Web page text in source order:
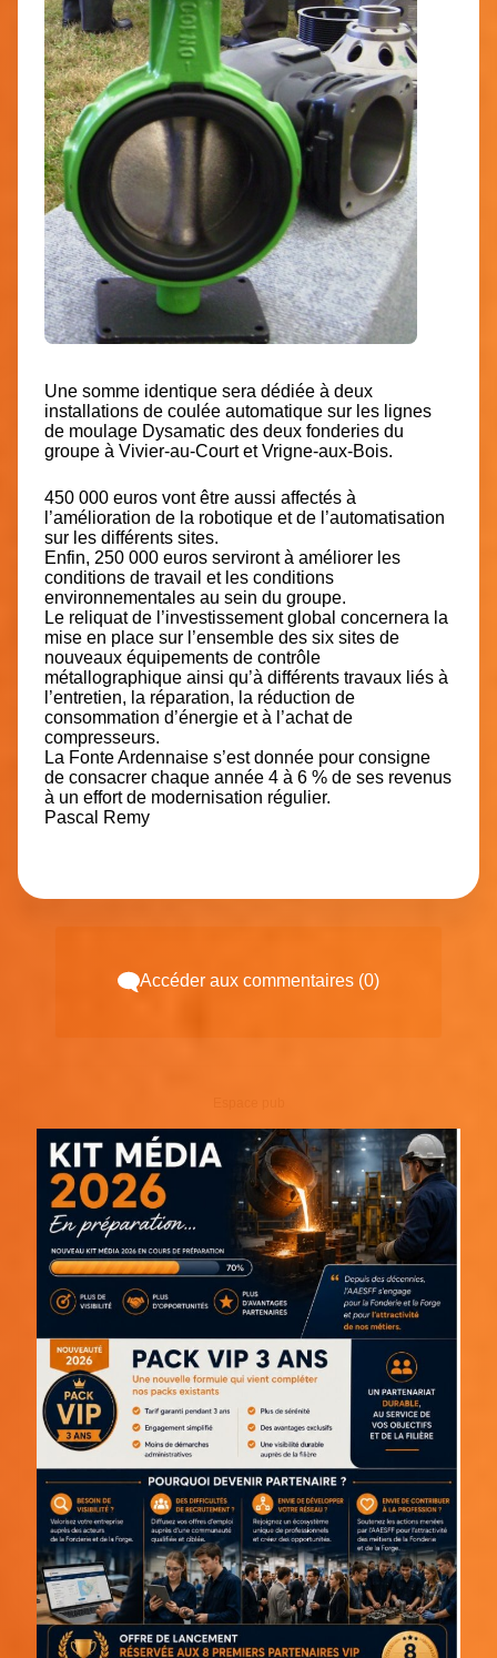
Une somme identique sera dédiée à deux
installations de coulée automatique sur les lignes
de moulage Dysamatic des deux fonderies du
groupe à Vivier-au-Court et Vrigne-aux-Bois.
450 000 euros vont être aussi affectés à
l’amélioration de la robotique et de l’automatisation
sur les différents sites.
Enfin, 250 000 euros serviront à améliorer les
conditions de travail et les conditions
environnementales au sein du groupe.
Le reliquat de l’investissement global concernera la
mise en place sur l’ensemble des six sites de
nouveaux équipements de contrôle
métallographique ainsi qu’à différents travaux liés à
l’entretien, la réparation, la réduction de
consommation d’énergie et à l’achat de
compresseurs.
La Fonte Ardennaise s’est donnée pour consigne
de consacrer chaque année 4 à 6 % de ses revenus
à un effort de modernisation régulier.
Pascal Remy
Accéder aux commentaires (0)